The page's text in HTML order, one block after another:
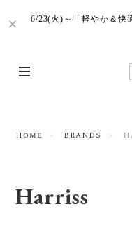
6/23(火)～「軽やか＆快
Home BRANDS
Harriss